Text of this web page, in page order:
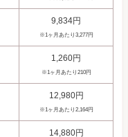
9,834円
※1ヶ月あたり3,277円
1,260円
※1ヶ月あたり210円
12,980円
※1ヶ月あたり2,164円
14,880円